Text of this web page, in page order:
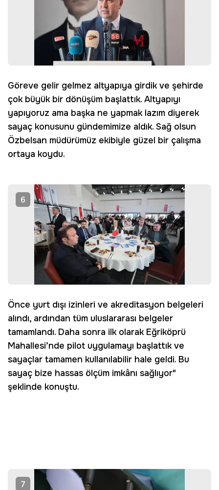
Göreve gelir gelmez altyapıya girdik ve şehirde
çok büyük bir dönüşüm başlattık. Altyapıyı
yapıyoruz ama başka ne yapmak lazım diyerek
sayaç konusunu gündemimize aldık. Sağ olsun
Özbelsan müdürümüz ekibiyle güzel bir çalışma
ortaya koydu.
6
Önce yurt dışı izinleri ve akreditasyon belgeleri
alındı, ardından tüm uluslararası belgeler
tamamlandı. Daha sonra ilk olarak Eğriköprü
Mahallesi’nde pilot uygulamayı başlattık ve
sayaçlar tamamen kullanılabilir hale geldi. Bu
sayaç bize hassas ölçüm imkânı sağlıyor"
şeklinde konuştu.
7